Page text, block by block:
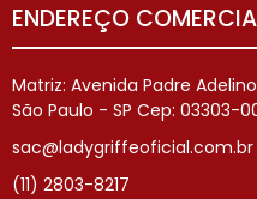
ENDEREÇO
Matriz: Avenida Padre
São Paulo - SP Cep: 03303-
sac@ladygriffeoficial.com.br
(11) 2803-8217